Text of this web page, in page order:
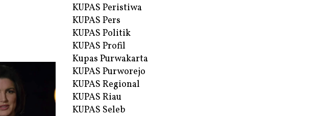
KUPAS Peristiwa
KUPAS Pers
KUPAS Politik
KUPAS Profil
Kupas Purwakarta
KUPAS Purworejo
KUPAS Regional
KUPAS Riau
KUPAS Seleb